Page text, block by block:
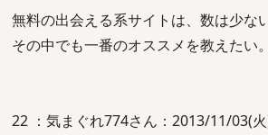
無料の出会える系サイトは、数は少な
その中でも一番のオススメを教えたい。
22 ：気まぐれ774さん：2013/11/03(